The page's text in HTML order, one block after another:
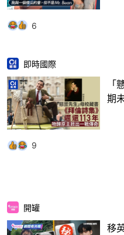
6
即時國際
「
期
9
開罐
移